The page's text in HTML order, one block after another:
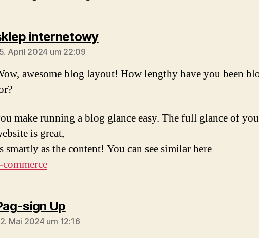
internetowysagt:
April 2024 um 22:09
awesome blog layout! How lengthy have you been
make running a blog glance easy. The full glance of
is great,
smartly as the content! You can see similar here
commerce
sign Upsagt:
Mai 2024 um 12:16